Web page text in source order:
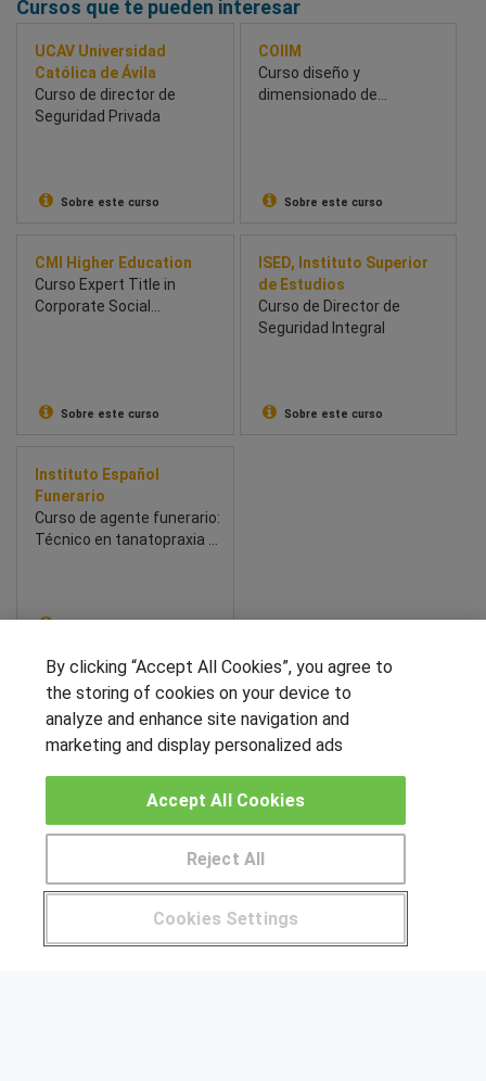
Cursos que te pueden interesar
UCAV Universidad
Católica de Ávila
Curso de director de
Seguridad Privada
Sobre este curso
COIIM
Curso diseño y
dimensionado de
ahorro energético
Sobre este curso
CMI Higher Education
Curso Expert Title in
Corporate Social
Sobre este curso
ISED, Instituto Superior
de Estudios
Curso de Director de
Seguridad Integral
Sobre este curso
Instituto Español
Funerario
Curso de agente funerario:
Técnico en tanatopraxia y
Pide más información al centro
¿Tienes alguna duda? 900 264 357
SÍGUENOS EN LAS REDES
Muro de los idiomas
Hablemos de empleo
Locos por las becas
CENTROS DE FORMACIÓN
By clicking “Accept All Cookies”, you agree to
the storing of cookies on your device to
analyze and enhance site navigation and
marketing and display personalized ads
Cookies Settings
Reject All
Accept All Cookies